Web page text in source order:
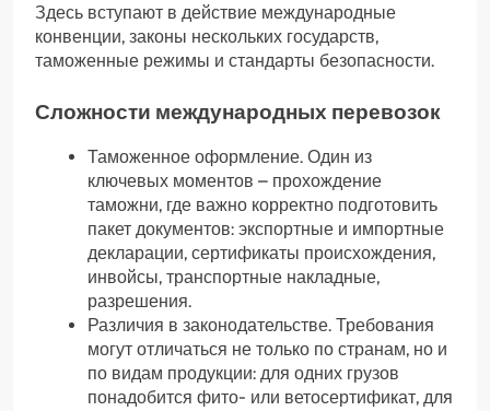
Здесь вступают в действие международные
конвенции, законы нескольких государств,
таможенные режимы и стандарты безопасности.
Сложности международных перевозок
Таможенное оформление. Один из
ключевых моментов – прохождение
таможни, где важно корректно подготовить
пакет документов: экспортные и импортные
декларации, сертификаты происхождения,
инвойсы, транспортные накладные,
разрешения.
Различия в законодательстве. Требования
могут отличаться не только по странам, но и
по видам продукции: для одних грузов
понадобится фито- или ветосертификат, для